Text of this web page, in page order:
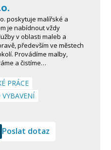
poskytuje malířské a
je nabídnout vždy
v oblasti maleb a
především ve městech
Provádíme malby,
a čistíme…
PRÁCE
VYBAVENÍ
Poslat dotaz